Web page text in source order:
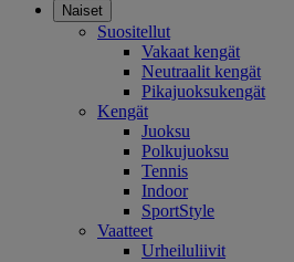
Naiset
Suositellut
Vakaat kengät
Neutraalit kengät
Pikajuoksukengät
Kengät
Juoksu
Polkujuoksu
Tennis
Indoor
SportStyle
Vaatteet
Urheiluliivit